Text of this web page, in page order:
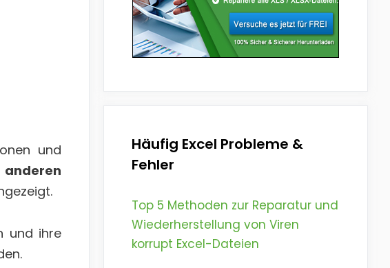
und
und ihre
Häufig Excel Probleme &
Fehler
Top 5 Methoden zur Reparatur und
Wiederherstellung von Viren
korrupt Excel-Dateien